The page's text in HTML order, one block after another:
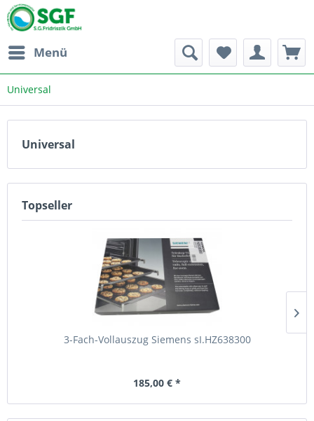
Menü
Universal
Universal
Topseller
3-Fach-Vollauszug Siemens sI.HZ638300
185,00 € *